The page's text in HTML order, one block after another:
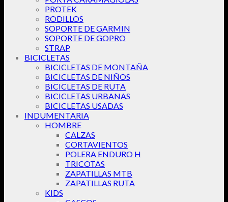
PROTEK
RODILLOS
SOPORTE DE GARMIN
SOPORTE DE GOPRO
STRAP
BICICLETAS
BICICLETAS DE MONTAÑA
BICICLETAS DE NIÑOS
BICICLETAS DE RUTA
BICICLETAS URBANAS
BICICLETAS USADAS
INDUMENTARIA
HOMBRE
CALZAS
CORTAVIENTOS
POLERA ENDURO H
TRICOTAS
ZAPATILLAS MTB
ZAPATILLAS RUTA
KIDS